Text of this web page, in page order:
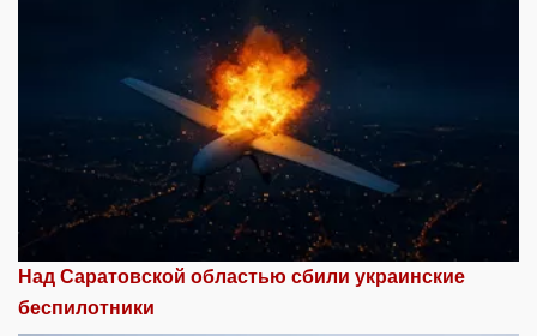
Над Саратовской областью сбили украинские
беспилотники